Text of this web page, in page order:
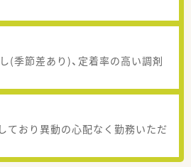
(季節差あり)、定着率の高い調剤
ており異動の心配なく勤務いただ